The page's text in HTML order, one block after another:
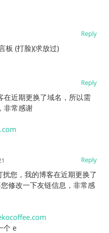
Reply
板 (打脸)(求放过)
Reply
在近期更换了域名，所以需
非常感谢
Reply
扰您，我的博客在近期更换了
修改一下友链信息，非常感
个 e